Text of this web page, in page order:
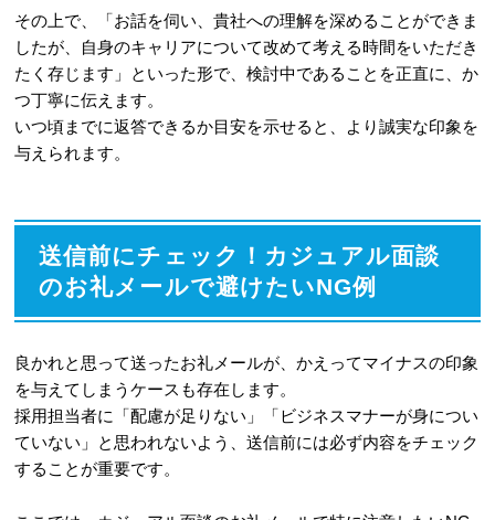
その上で、「お話を伺い、貴社への理解を深めることができま
したが、自身のキャリアについて改めて考える時間をいただき
たく存じます」といった形で、検討中であることを正直に、か
つ丁寧に伝えます。
いつ頃までに返答できるか目安を示せると、より誠実な印象を
与えられます。
送信前にチェック！カジュアル面談
のお礼メールで避けたいNG例
良かれと思って送ったお礼メールが、かえってマイナスの印象
を与えてしまうケースも存在します。
採用担当者に「配慮が足りない」「ビジネスマナーが身につい
ていない」と思われないよう、送信前には必ず内容をチェック
することが重要です。